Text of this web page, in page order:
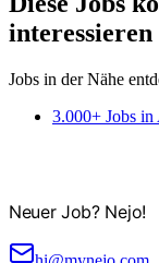
interessieren
Jobs in der Nähe
3.000+ Jobs
Neuer Job? Nejo!